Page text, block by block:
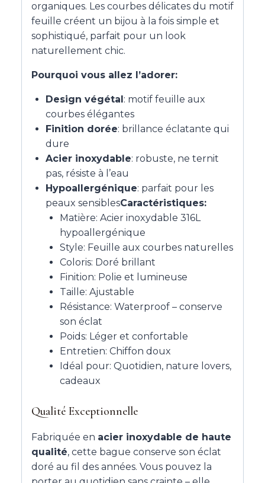
organiques. Les courbes délicates du motif
feuille créent un bijou à la fois simple et
sophistiqué, parfait pour un look
naturellement chic.
Pourquoi vous allez l’adorer:
Design végétal : motif feuille aux
courbes élégantes
Finition dorée: brillance éclatante qui
dure
Acier inoxydable: robuste, ne ternit
pas, résiste à l’eau
Hypoallergénique: parfait pour les
peaux sensiblesCaractéristiques:
Matière: Acier inoxydable 316L
hypoallergénique
Style: Feuille aux courbes naturelles
Coloris: Doré brillant
Finition: Polie et lumineuse
Taille: Ajustable
Résistance: Waterproof – conserve
son éclat
Poids: Léger et confortable
Entretien: Chiffon doux
Idéal pour: Quotidien, nature lovers,
cadeaux
Qualité Exceptionnelle
Fabriquée en acier inoxydable de haute
qualité, cette bague conserve son éclat
doré au fil des années. Vous pouvez la